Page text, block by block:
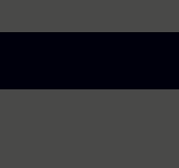
développement se
mise en service virtuelle,
ajustements ou un